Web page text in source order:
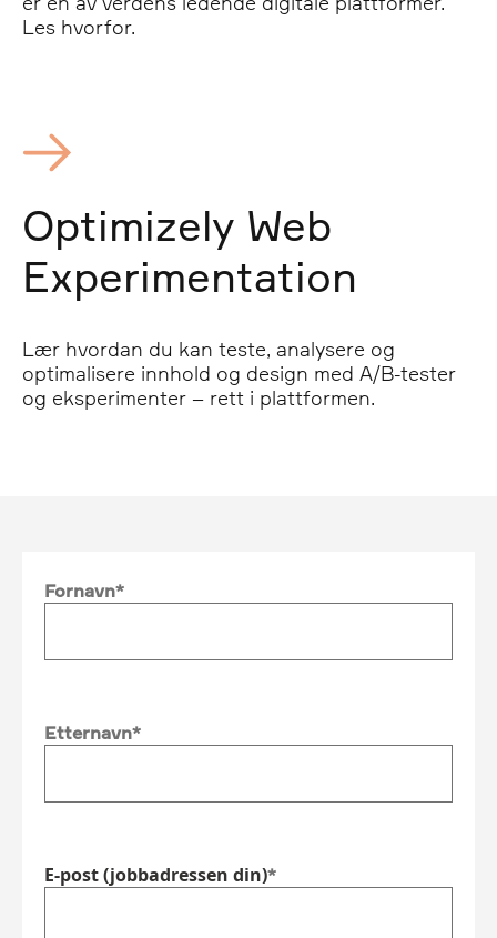
Les hvorfor.
Optimizely Web
Experimentation
Lær hvordan du kan teste, analysere og
optimalisere innhold og design med A/B-tester
og eksperimenter – rett i plattformen.
Fornavn
Etternavn
E-post (jobbadressen din)